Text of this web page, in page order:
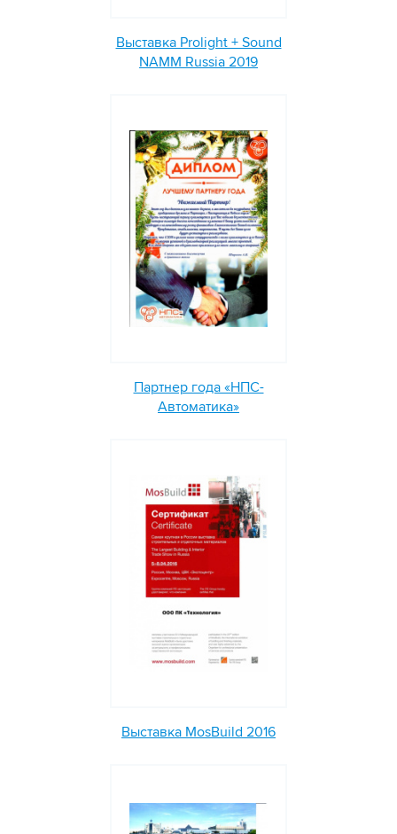
Выставка Prolight + Sound
NAMM Russia 2019
Партнер года «НПС-
Автоматика»
Выставка MosBuild 2016